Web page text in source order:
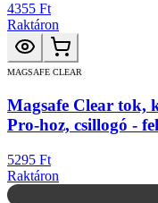
4355 Ft
Raktáron
MAGSAFE CLEAR
Magsafe Clear tok,
Pro-hoz, csillogó -
5295 Ft
Raktáron